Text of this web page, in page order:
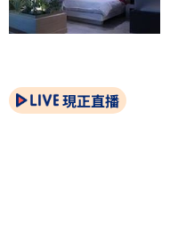
現正直播